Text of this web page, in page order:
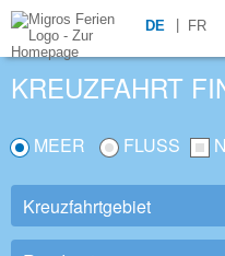
DE FR
KREUZFAHRT
MEER FLUSS